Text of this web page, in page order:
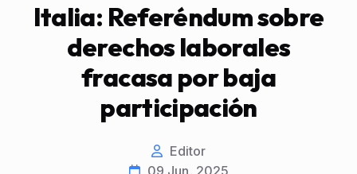
Italia: Referéndum sobre
derechos laborales
fracasa por baja
participación
Editor